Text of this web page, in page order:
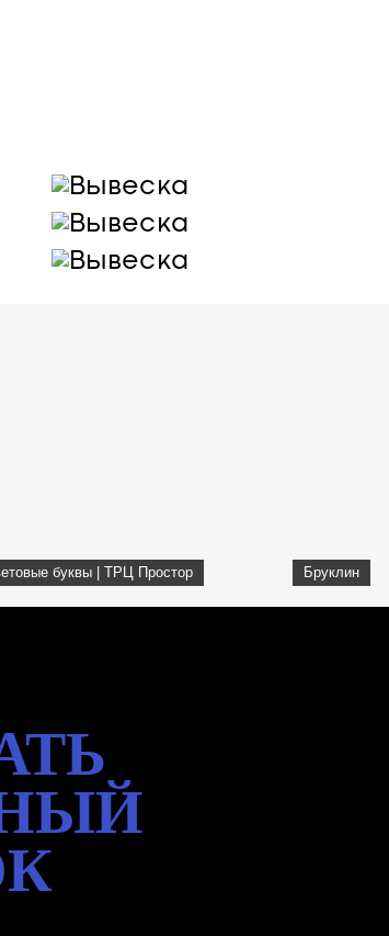
буквы | ТРЦ Простор Бруклин